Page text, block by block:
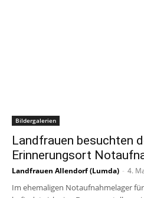
Bildergalerien
Landfrauen besuchten
Erinnerungsort
Landfrauen Allendorf (Lumda) - 4.
Im ehemaligen Notaufnahmelager